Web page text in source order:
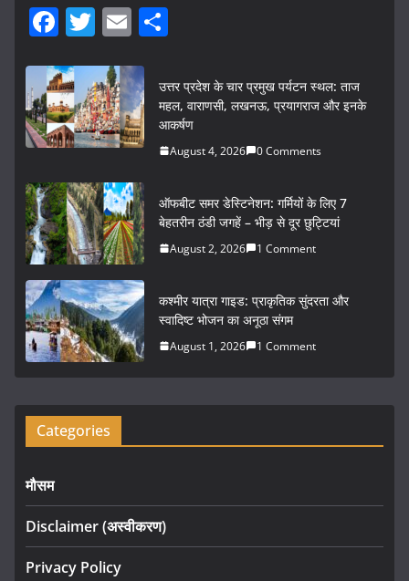
F
c
e
b
o
k
T
itt
er
E
ai
l
ar
e
उत्तर प्रदेश के चार प्रमुख पर्यटन स्थल: ताज
महल, वाराणसी, लखनऊ, प्रयागराज और इनके
आकर्षण
August 4, 2026 0 Comments
ऑफबीट समर डेस्टिनेशन: गर्मियों के लिए 7
बेहतरीन ठंडी जगहें – भीड़ से दूर छुट्टियां
August 2, 2026 1 Comment
कश्मीर यात्रा गाइड: प्राकृतिक सुंदरता और
स्वादिष्ट भोजन का अनूठा संगम
August 1, 2026 1 Comment
Categories
मौसम
Disclaimer (अस्वीकरण)
Privacy Policy